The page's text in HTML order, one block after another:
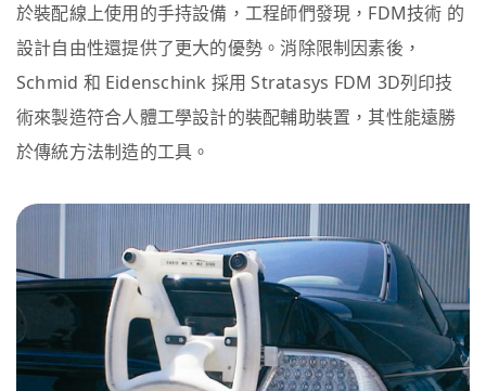
於裝配線上使用的手持設備，工程師們發現，FDM技術 的
設計自由性還提供了更大的優勢。消除限制因素後，
Schmid 和 Eidenschink 採用 Stratasys FDM 3D列印技
術來製造符合人體工學設計的裝配輔助裝置，其性能遠勝
於傳統方法制造的工具。